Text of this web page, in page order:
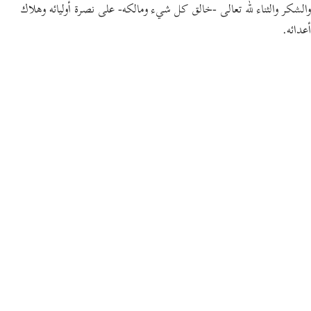
والشكر والثناء لله تعالى -خالق كل شيء ومالكه- على نصرة أوليائه وهلاك
أعدائه.